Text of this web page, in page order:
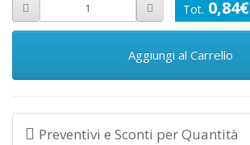
0,84€
Aggiungi al Carrello
Preventivi e Sconti per Quantità